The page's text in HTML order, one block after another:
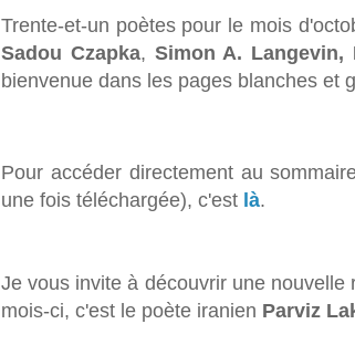
Trente-et-un poètes pour le mois
Sadou Czapka, Simon A. Langevin,
bienvenue dans les pages blanches et
Pour accéder directement au
une fois téléchargée), c'est là.
Je vous invite à découvrir une
mois-ci, c'est le poète iranien Parviz